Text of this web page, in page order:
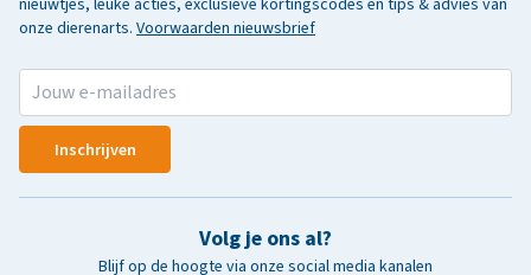
onze dierenarts. Voorwaarden nieuwsbrief
Inschrijven
Volg je ons al?
Blijf op de hoogte via onze social media kanalen